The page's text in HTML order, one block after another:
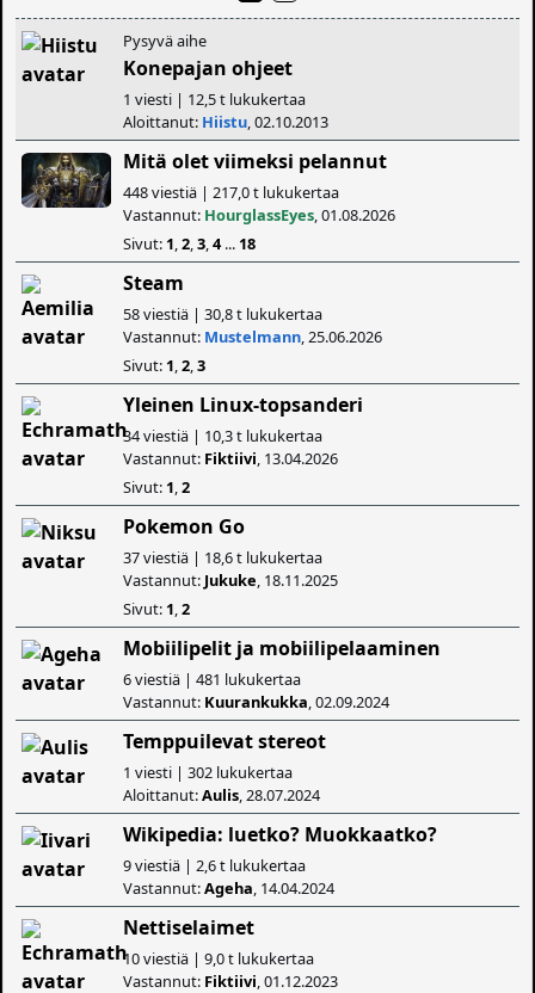
Pysyvä aihe
Konepajan ohjeet
1 viesti | 12,5 t lukukertaa
Aloittanut: Hiistu , 02.10.2013
Mitä olet viimeksi pelannut
448 viestiä | 217,0 t lukukertaa
Vastannut: HourglassEyes , 01.08.2026
Sivut: 1 ,2 ,3 ,4... 18
Steam
58 viestiä | 30,8 t lukukertaa
Vastannut: Mustelmann , 25.06.2026
Sivut: 1 ,2 ,3
Yleinen Linux-topsanderi
34 viestiä | 10,3 t lukukertaa
Vastannut: Fiktiivi , 13.04.2026
Sivut: 1 ,2
Pokemon Go
37 viestiä | 18,6 t lukukertaa
Vastannut: Jukuke , 18.11.2025
Sivut: 1 ,2
Mobiilipelit ja mobiilipelaaminen
6 viestiä | 481 lukukertaa
Vastannut: Kuurankukka , 02.09.2024
Temppuilevat stereot
1 viesti | 302 lukukertaa
Aloittanut:Aulis , 28.07.2024
Wikipedia: luetko? Muokkaatko?
9 viestiä | 2,6 t lukukertaa
Vastannut:Ageha , 14.04.2024
Nettiselaimet
10 viestiä | 9,0 t lukukertaa
Vastannut: Fiktiivi , 01.12.2023